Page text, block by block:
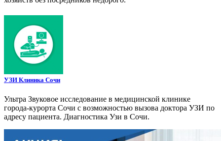
УЗИ Клиника Сочи
Ультра Звуковое исследование в медицинской клинике
города-курорта Сочи с возможностью вызова доктора УЗИ по
адресу пациента. Диагностика Узи в Сочи.